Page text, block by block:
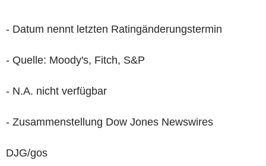
- Datum nennt letzten Ratingänderungstermin
- Quelle: Moody's, Fitch, S&P
- N.A. nicht verfügbar
- Zusammenstellung Dow Jones Newswires
DJG/gos